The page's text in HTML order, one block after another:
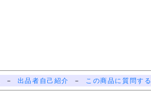
－ 出品者自己紹介 － この商品に質問する